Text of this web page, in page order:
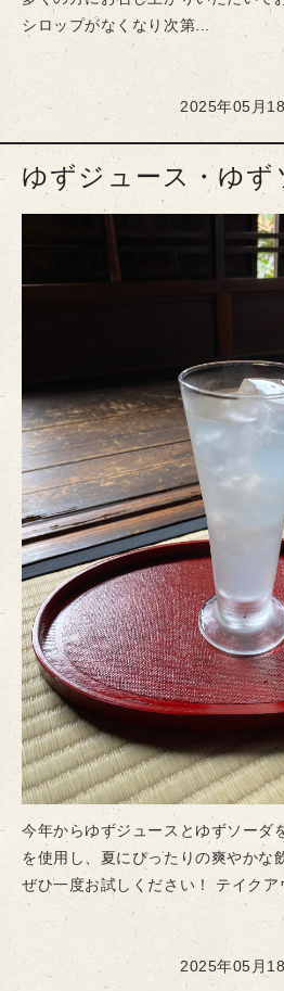
シロップがなくなり次第...
2025年05月
ゆずジュース・ゆず
今年からゆずジュースとゆずソーダ
を使用し、夏にぴったりの爽やかな
ぜひ一度お試しください！ テイクア
2025年05月